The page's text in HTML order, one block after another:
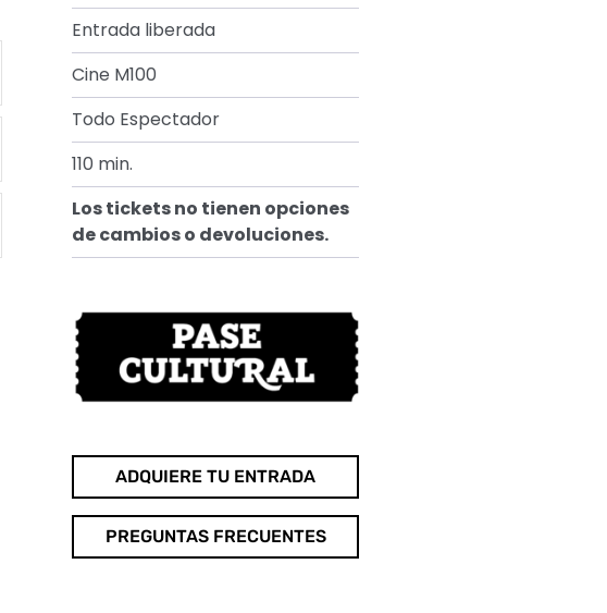
Entrada liberada
Cine M100
Todo Espectador
110 min.
Los tickets no tienen opciones
de cambios o devoluciones.
ADQUIERE TU ENTRADA
PREGUNTAS FRECUENTES